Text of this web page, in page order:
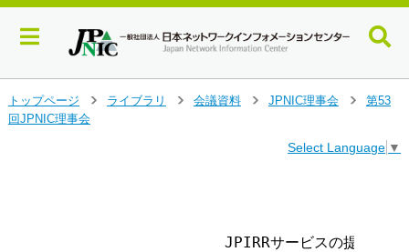
イ
トップページ
>
ライブラリ
会議資料
JPNIC理事会
第53
回JPNIC理事会
Select Language ▼
　　　　JPIRRサービスの提供につ